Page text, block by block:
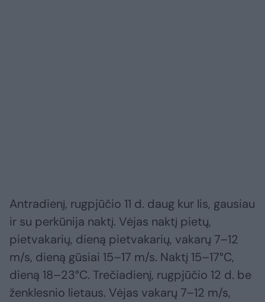
Antradienį, rugpjūčio 11 d. daug kur lis, gausiau
ir su perkūnija naktį. Vėjas naktį pietų,
pietvakarių, dieną pietvakarių, vakarų 7–12
m/s, dieną gūsiai 15–17 m/s. Naktį 15–17°C,
dieną 18–23°C. Trečiadienį, rugpjūčio 12 d. be
ženklesnio lietaus. Vėjas vakarų 7–12 m/s,